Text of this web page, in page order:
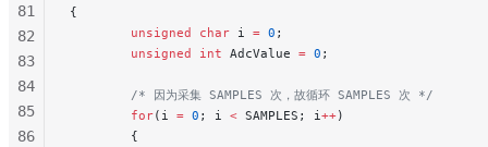
{
        unsigned
char i = 0 ;
        unsigned
int AdcValue = 0 ;
        /* 因为采集 SAMPLES 次，故循环 SAMPLES 次 */
        for
(i = 0 ; i < SAMPLES; i ++)
        {
81
82
83
84
85
86